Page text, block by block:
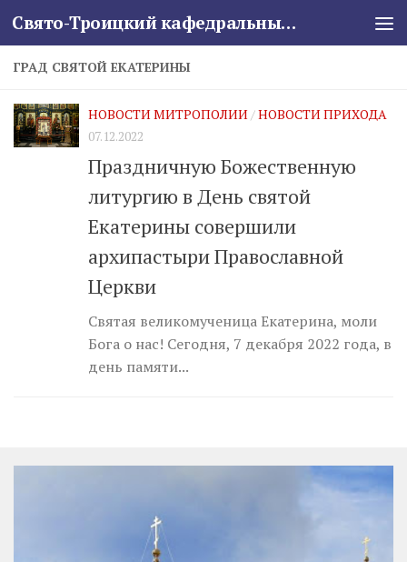
Skip to content Свято-Троицкий кафедральный собор
ГРАД СВЯТОЙ ЕКАТЕРИНЫ
НОВОСТИ МИТРОПОЛИИ/НОВОСТИ ПРИХОДА
07.12.2022
Праздничную Божественную
литургию в День святой
Екатерины совершили
архипастыри Православной
Церкви
Святая великомученица Екатерина, моли
Бога о нас! Сегодня, 7 декабря 2022 года, в
день памяти...